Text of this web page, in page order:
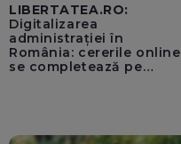
LIBERTATEA.RO:
Digitalizarea
administrației în
România: cererile online
se completează pe